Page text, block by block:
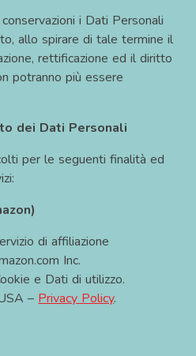
i Dati Personali
allo spirare di tale termine il
rettificazione ed il diritto
potranno più essere
dei Dati Personali
per le seguenti finalità ed
di affiliazione
Inc.
e Dati di utilizzo.
– Privacy Policy.